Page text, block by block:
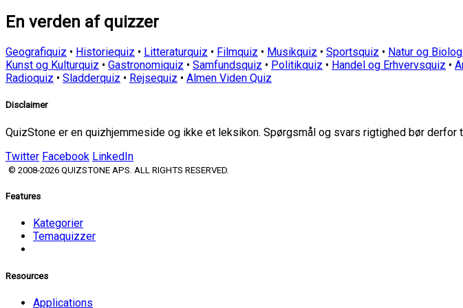
En verden af quizzer
Geografiquiz • Historiequiz • Litteraturquiz • Filmquiz • Musikquiz • Sportsquiz • Natur og
Kunst og Kulturquiz • Gastronomiquiz • Samfundsquiz • Politikquiz • Handel og Erhvervsquiz •
Radioquiz • Sladderquiz • Rejsequiz • Almen Viden Quiz
Disclaimer
QuizStone er en quizhjemmeside og ikke et leksikon. Spørgsmål og svars rigtighed bør
Twitter Facebook LinkedIn
© 2008-2026 QUIZSTONE APS. ALL RIGHTS RESERVED.
Features
Kategorier
Temaquizzer
Resources
Applications